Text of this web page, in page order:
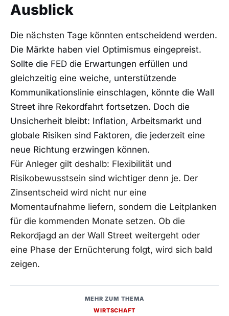
Ausblick
Die nächsten Tage könnten entscheidend werden.
Die Märkte haben viel Optimismus eingepreist.
Sollte die FED die Erwartungen erfüllen und
gleichzeitig eine weiche, unterstützende
Kommunikationslinie einschlagen, könnte die Wall
Street ihre Rekordfahrt fortsetzen. Doch die
Unsicherheit bleibt: Inflation, Arbeitsmarkt und
globale Risiken sind Faktoren, die jederzeit eine
neue Richtung erzwingen können.
Für Anleger gilt deshalb: Flexibilität und
Risikobewusstsein sind wichtiger denn je. Der
Zinsentscheid wird nicht nur eine
Momentaufnahme liefern, sondern die Leitplanken
für die kommenden Monate setzen. Ob die
Rekordjagd an der Wall Street weitergeht oder
eine Phase der Ernüchterung folgt, wird sich bald
zeigen.
MEHR ZUM THEMA
WIRTSCHAFT